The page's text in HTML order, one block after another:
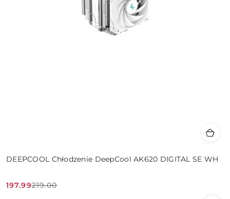
DEEPCOOL Chłodzenie DeepCool AK620 DIGITAL SE WH
Cena
197.99
Cena
219.00